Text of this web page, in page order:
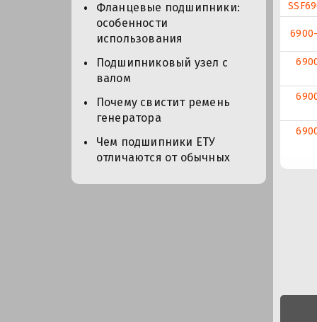
Фланцевые подшипники:
особенности
использования
Подшипниковый узел с
валом
Почему свистит ремень
генератора
Чем подшипники ЕТУ
отличаются от обычных